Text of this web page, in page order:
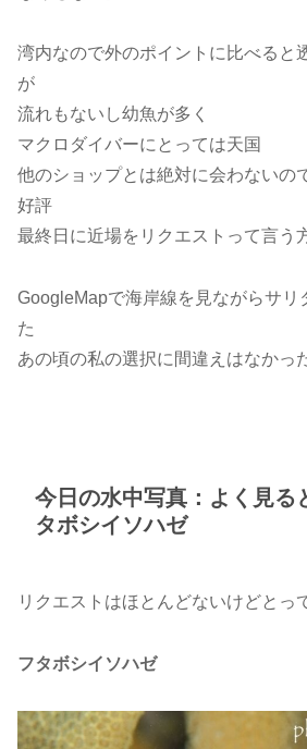
湾内なので外のポイントに比べると
が
流れもないし幼魚が多く
マクロダイバーにとっては天国
他のショップとは絶対に会わないの
好評
最終日に近場をリクエストって言う
GoogleMapで海岸線を見ながらサリ
た
あの頃の私の選択に間違えはなかっ
今日の水中写真：よく見る
タボシイソハゼ
リクエストはほとんどないけどとっ
フタボシイソハゼ